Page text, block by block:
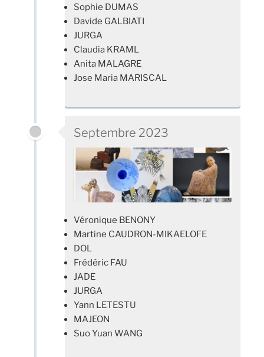
Sophie DUMAS
Davide GALBIATI
JURGA
Claudia KRAML
Anita MALAGRE
Jose Maria MARISCAL
Septembre 2023
Véronique BENONY
Martine CAUDRON-MIKAELOFE
DOL
Frédéric FAU
JADE
JURGA
Yann LETESTU
MAJEON
Suo Yuan WANG